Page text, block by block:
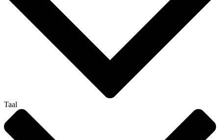
Taal